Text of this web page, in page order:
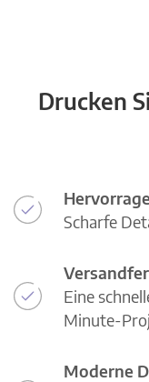
Drucken
Scharfe
Eine
Minute-
Moderne